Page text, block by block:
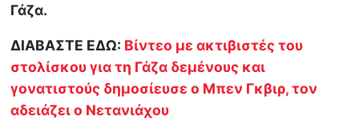
Γάζα.
ΔΙΑΒΑΣΤΕ ΕΔΩ: Βίντεο με ακτιβιστές του
στολίσκου για τη Γάζα δεμένους και
γονατιστούς δημοσίευσε ο Μπεν Γκβιρ, τον
αδειάζει ο Νετανιάχου